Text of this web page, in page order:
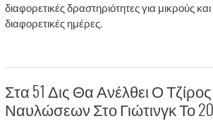
διαφορετικές δραστηριότητες για μικρούς
διαφορετικές ημέρες,
Στα 51 Δις Θα Ανέλθει Ο
Ναυλώσεων Στο Γιώτινγκ Το